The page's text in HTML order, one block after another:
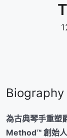
Biography
為古典琴手重
Method™ 創始人